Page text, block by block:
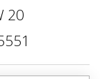
20